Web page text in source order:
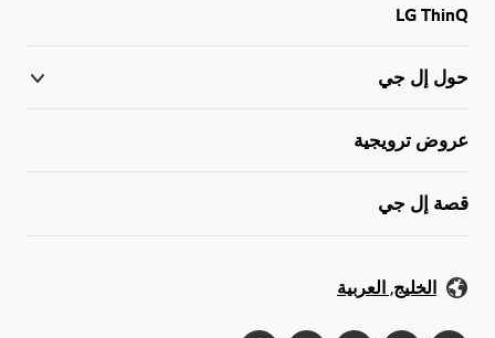
LG ThinQ
حول إل جي
عروض ترويجية
قصة إل جي
الخليج, العربية